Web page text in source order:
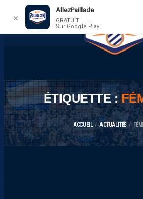
ÉTIQUETTE :
ACCUEIL ACTUALITÉS
✕
AllezPaillade
GRATUIT
Sur Google Play